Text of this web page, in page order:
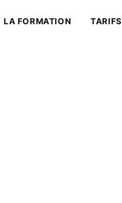
LA FORMATION TARIFS